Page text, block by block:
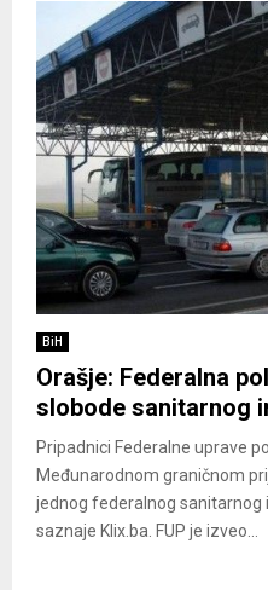
BiH
Orašje: Federalna
slobode sanitarnog
Pripadnici Federalne uprave
Međunarodnom graničnom
jednog federalnog sanitarnog
saznaje Klix.ba. FUP je izveo...